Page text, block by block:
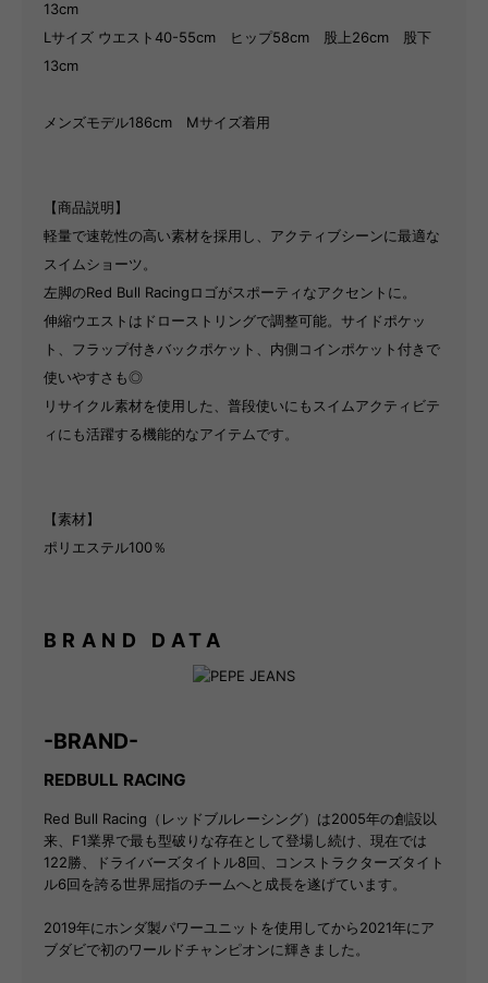
13cm
Lサイズ ウエスト40-55cm ヒップ58cm 股上26cm 股下
13cm
メンズモデル186cm Mサイズ着用
【商品説明】
軽量で速乾性の高い素材を採用し、アクティブシーンに最適な
スイムショーツ。
左脚のRed Bull Racingロゴがスポーティなアクセントに。
伸縮ウエストはドローストリングで調整可能。サイドポケッ
ト、フラップ付きバックポケット、内側コインポケット付きで
使いやすさも◎
リサイクル素材を使用した、普段使いにもスイムアクティビテ
ィにも活躍する機能的なアイテムです。
【素材】
ポリエステル100％
BRAND DATA
-BRAND-
REDBULL RACING
Red Bull Racing（レッドブルレーシング）は2005年の創設以
来、F1業界で最も型破りな存在として登場し続け、現在では
122勝、ドライバーズタイトル8回、コンストラクターズタイト
ル6回を誇る世界屈指のチームへと成長を遂げています。
2019年にホンダ製パワーユニットを使用してから2021年にア
ブダビで初のワールドチャンピオンに輝きました。